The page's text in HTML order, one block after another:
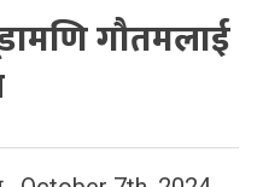
गौतमलाई